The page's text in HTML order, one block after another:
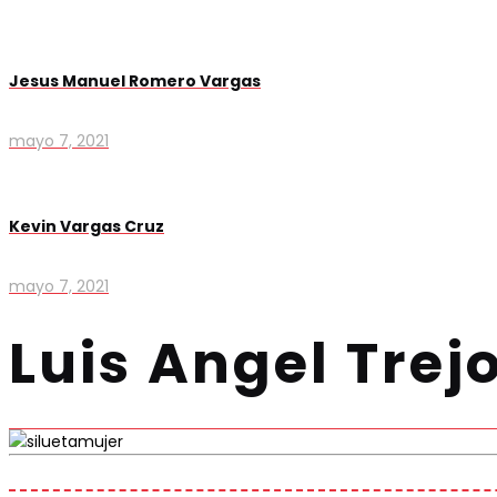
Jesus Manuel Romero Vargas
mayo 7, 2021
Kevin Vargas Cruz
mayo 7, 2021
Luis Angel